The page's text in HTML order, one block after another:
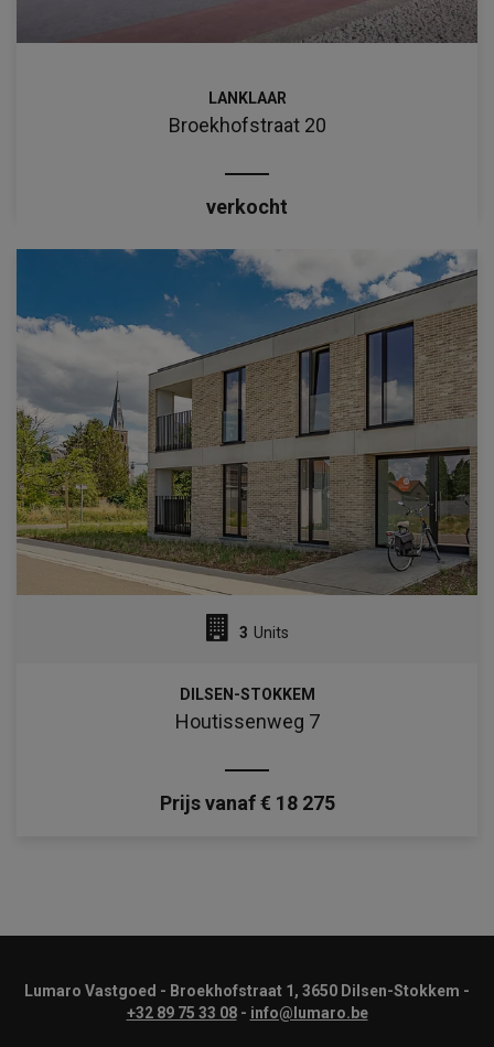
LANKLAAR
Broekhofstraat 20
verkocht
Units
3
DILSEN-STOKKEM
Houtissenweg 7
Prijs vanaf € 18 275
Lumaro Vastgoed - Broekhofstraat 1, 3650 Dilsen-Stokkem -
+32 89 75 33 08- info@lumaro.be